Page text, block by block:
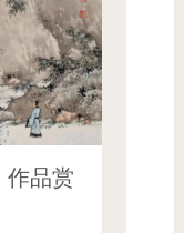
作品赏